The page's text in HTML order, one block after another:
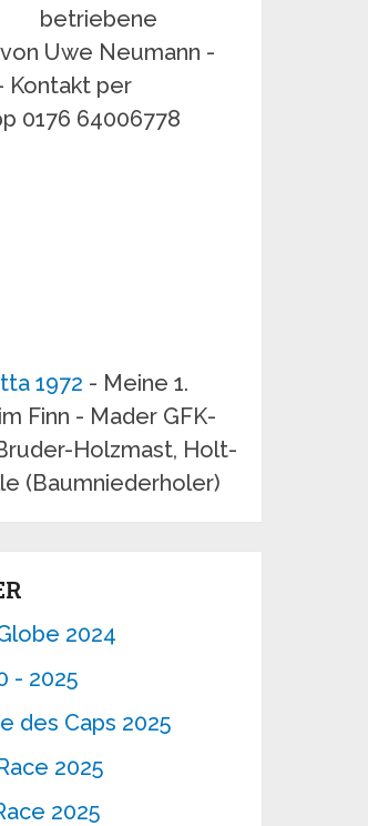
betriebene
Uwe Neumann -
Kontakt per
0176 64006778
1972 - Meine 1.
Finn - Mader GFK-
Holzmast, Holt-
(Baumniederholer)
2024
- 2025
des Caps 2025
2025
2025